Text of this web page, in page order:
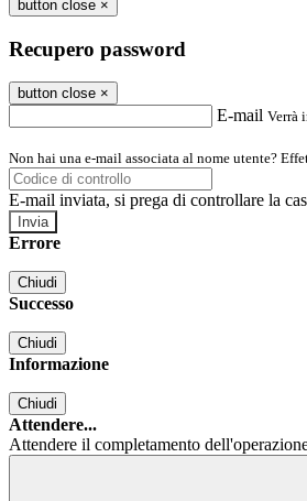
button close ×
Recupero password
button close ×
E-mail Verrà
Non hai una e-mail associata al nome utente?
E-mail inviata, si prega di controllare la
Errore
Chiudi
Successo
Chiudi
Informazione
Chiudi
Attendere...
Attendere il completamento